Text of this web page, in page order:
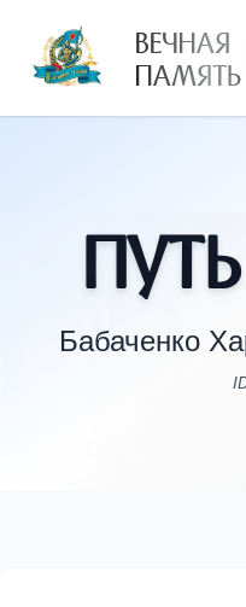
ВЕЧНАЯ
ПАМЯТЬ
Бабаченко